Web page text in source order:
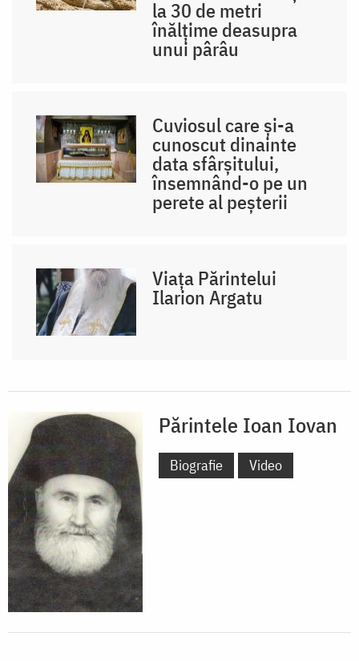
la 30 de metri
înălțime deasupra
unui pârâu
Cuviosul care și-a
cunoscut dinainte
data sfârșitului,
însemnând-o pe un
perete al peșterii
Viața Părintelui
Ilarion Argatu
Părintele Ioan Iovan
Biografie Video